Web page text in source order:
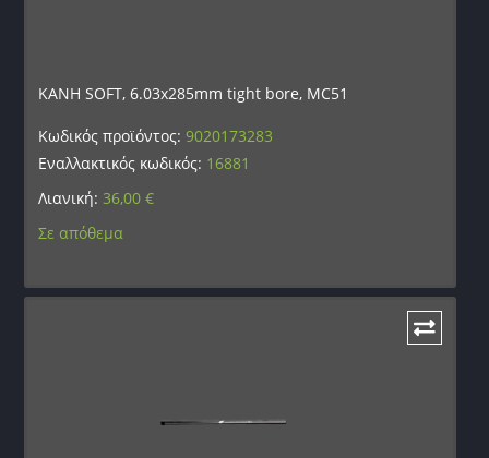
ΚΑΝΗ SOFT, 6.03x285mm tight bore, MC51
Κωδικός προϊόντος:9020173283
Εναλλακτικός κωδικός: 16881
Λιανική: 36,00€
Σε απόθεμα